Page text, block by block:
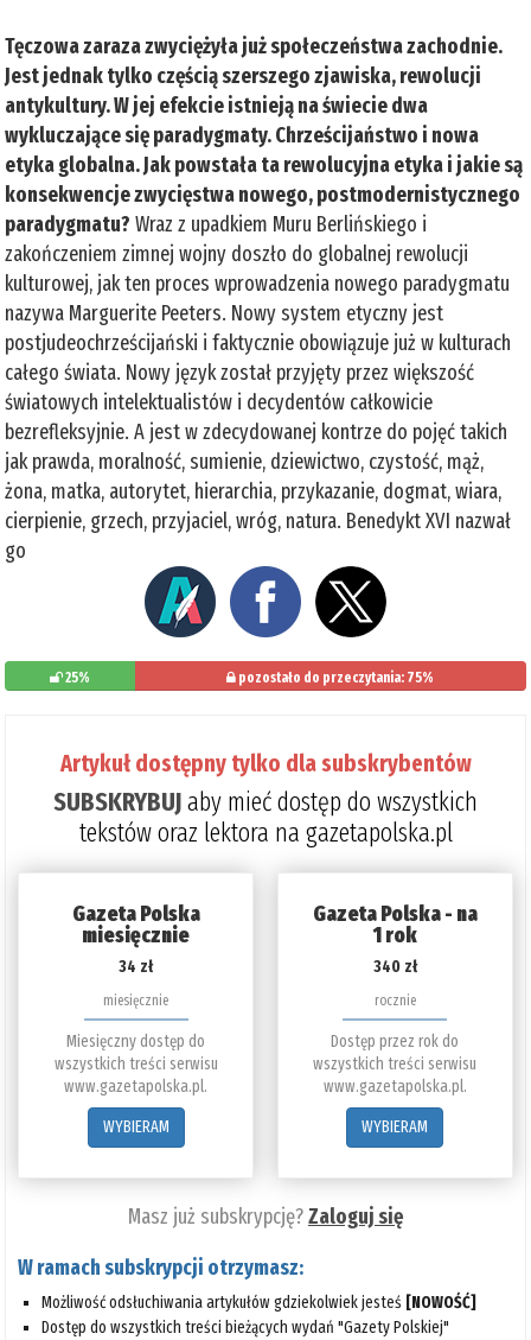
Tęczowa zaraza zwyciężyła już społeczeństwa zachodnie.
Jest jednak tylko częścią szerszego zjawiska, rewolucji
antykultury. W jej efekcie istnieją na świecie dwa
wykluczające się paradygmaty. Chrześcijaństwo i nowa
etyka globalna. Jak powstała ta rewolucyjna etyka i jakie są
konsekwencje zwycięstwa nowego, postmodernistycznego
paradygmatu? Wraz z upadkiem Muru Berlińskiego i
zakończeniem zimnej wojny doszło do globalnej rewolucji
kulturowej, jak ten proces wprowadzenia nowego paradygmatu
nazywa Marguerite Peeters. Nowy system etyczny jest
postjudeochrześcijański i faktycznie obowiązuje już w kulturach
całego świata. Nowy język został przyjęty przez większość
światowych intelektualistów i decydentów całkowicie
bezrefleksyjnie. A jest w zdecydowanej kontrze do pojęć takich
jak prawda, moralność, sumienie, dziewictwo, czystość, mąż,
żona, matka, autorytet, hierarchia, przykazanie, dogmat, wiara,
cierpienie, grzech, przyjaciel, wróg, natura. Benedykt XVI nazwał
go
25% pozostało do przeczytania: 75%
Artykuł dostępny tylko dla subskrybentów
SUBSKRYBUJaby mieć dostęp do wszystkich
tekstów oraz lektora na gazetapolska.pl
Gazeta Polska
miesięcznie
34 zł
miesięcznie
Miesięczny dostęp do
wszystkich treści serwisu
www.gazetapolska.pl.
WYBIERAM
Gazeta Polska - na
1 rok
340 zł
rocznie
Dostęp przez rok do
wszystkich treści serwisu
www.gazetapolska.pl.
WYBIERAM
Masz już subskrypcję?Zaloguj się
W ramach subskrypcji otrzymasz:
Możliwość odsłuchiwania artykułów gdziekolwiek jesteś [NOWOŚĆ]
Dostęp do wszystkich treści bieżących wydań "Gazety Polskiej"